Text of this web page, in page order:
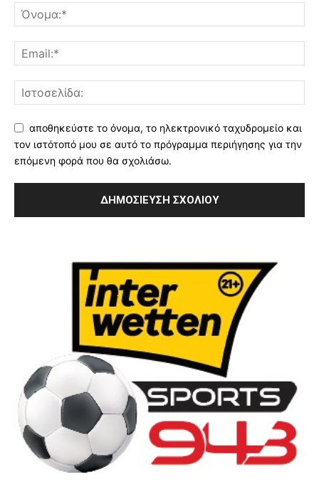
αποθηκεύστε το όνομα, το ηλεκτρονικό ταχυδρομείο και
τον ιστότοπό μου σε αυτό το πρόγραμμα περιήγησης για την
επόμενη φορά που θα σχολιάσω.